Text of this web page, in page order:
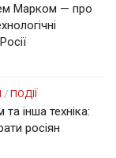
Марком — про
/ ПОДІЇ
та інша техніка:
росіян